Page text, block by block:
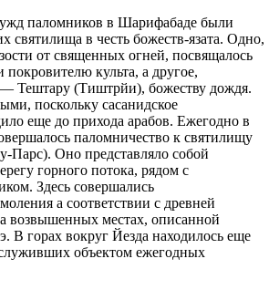
паломников в Шарифабаде были
святилища в честь божеств-язата. Одно,
от священных огней, посвящалось
культа, а другое,
Тештару (Тиштрйи), божеству дождя.
поскольку сасанидское
еще до прихода арабов. Ежегодно в
паломничество к святилищу
Парс). Оно представляло собой
горного потока, рядом с
Здесь совершались
а соответствии с древней
возвышенных местах, описанной
В горах вокруг Йезда находилось еще
объектом ежегодных